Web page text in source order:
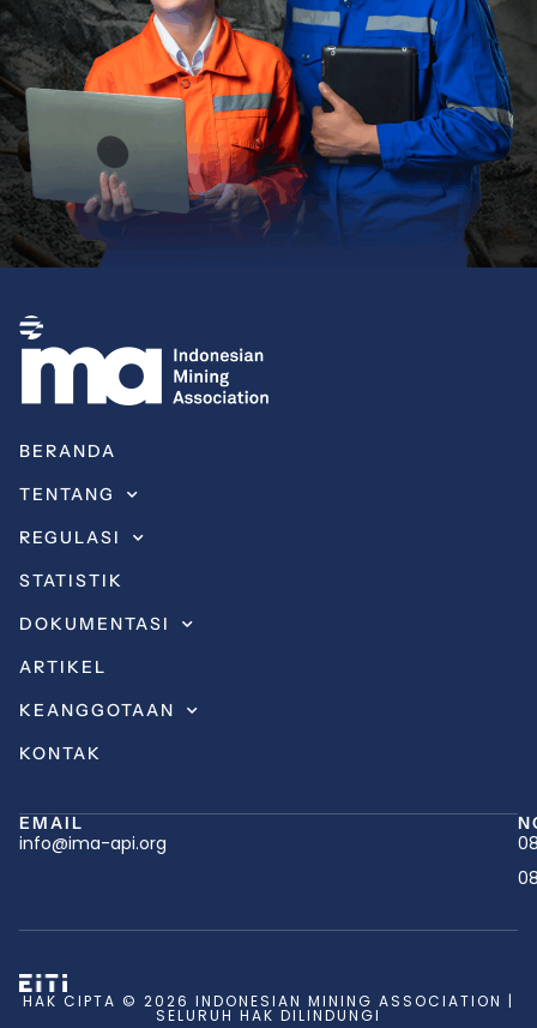
BERANDA
TENTANG
REGULASI
STATISTIK
DOKUMENTASI
ARTIKEL
KEANGGOTAAN
KONTAK
EMAIL
info@ima-api.org
HAK CIPTA © 2026 INDONESIAN MINING ASSOCIATION |
SELURUH HAK DILINDUNGI